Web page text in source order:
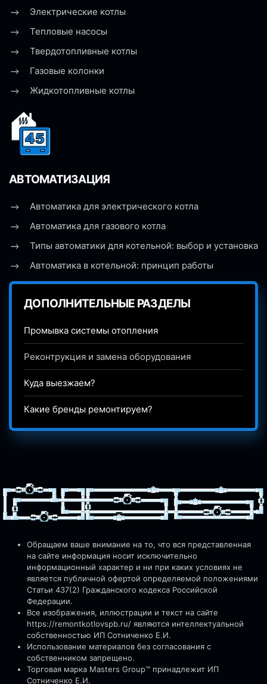
Электрические котлы
Тепловые насосы
Твердотопливные котлы
Газовые колонки
Жидкотопливные котлы
АВТОМАТИЗАЦИЯ
Автоматика для электрического котла
Автоматика для газового котла
Типы автоматики для котельной: выбор и установка
Автоматика в котельной: принцип работы
ДОПОЛНИТЕЛЬНЫЕ РАЗДЕЛЫ
Промывка системы отопления
Реконтрукция и замена оборудования
Куда выезжаем?
Какие бренды ремонтируем?
Обращаем ваше внимание на то, что вся представленная
на сайте информация носит исключительно
информационный характер и ни при каких условиях не
является публичной офертой определяемой положениями
Статьи 437(2) Гражданского кодекса Российской
Федерации.
Все изображения, иллюстрации и текст на сайте
https://remontkotlovspb.ru/ являются интеллектуальной
собственностью ИП Сотниченко Е.И.
Использование материалов без согласования с
собственником запрещено.
Торговая марка Masters Group™ принадлежит ИП
Сотниченко Е.И.